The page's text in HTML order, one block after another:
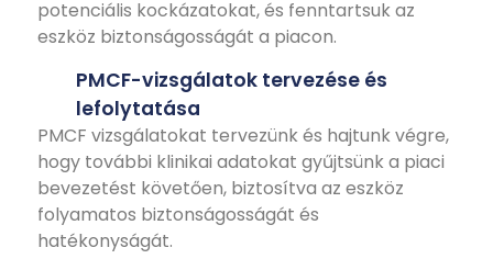
potenciális kockázatokat, és fenntartsuk az
eszköz biztonságosságát a piacon.
PMCF-vizsgálatok tervezése és
lefolytatása
PMCF vizsgálatokat tervezünk és hajtunk végre,
hogy további klinikai adatokat gyűjtsünk a piaci
bevezetést követően, biztosítva az eszköz
folyamatos biztonságosságát és
hatékonyságát.